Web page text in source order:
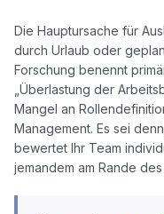
Die Hauptursache für
durch Urlaub oder
Forschung benennt
„Überlastung der
Mangel an
Management. Es sei
bewertet Ihr Team